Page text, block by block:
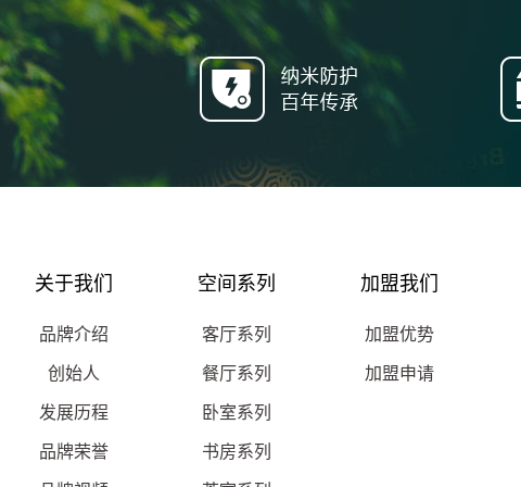
关于我们
品牌介绍
创始人
发展历程
品牌荣誉
空间系列
客厅系列
餐厅系列
卧室系列
书房系列
加盟我们
加盟优势
加盟申请